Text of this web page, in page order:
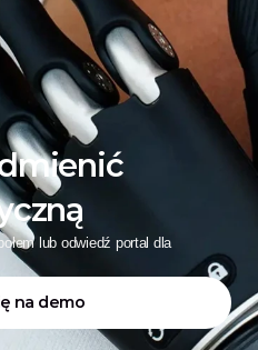
lub odwiedź portal dla
na demo